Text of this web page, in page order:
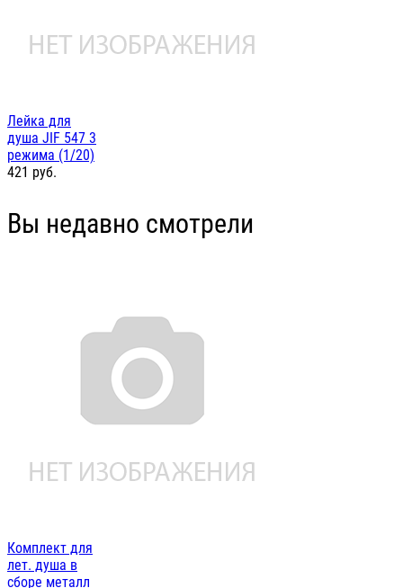
Лейка для
душа JIF 547 3
режима (1/20)
421 руб.
Вы недавно смотрели
Комплект для
лет. душа в
сборе металл